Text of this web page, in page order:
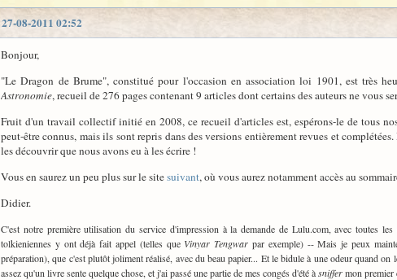
27-08-2011 02:52
Bonjour,
"Le Dragon de Brume", constitué pour l'occasion en association loi 1901, est très
Astronomie, recueil de 276 pages contenant 9 articles dont certains des auteurs ne vous
Fruit d'un travail collectif initié en 2008, ce recueil d'articles est, espérons-le de tous
peut-être connus, mais ils sont repris dans des versions entièrement revues et
les découvrir que nous avons eu à les écrire !
Vous en saurez un peu plus sur le sitesuivant, où vous aurez notamment accès au
Didier.
C'est notre première utilisation du service d'impression à la demande de Lulu.com, avec toutes
tolkieniennes y ont déjà fait appel (telles que Vinyar Tengwar par exemple) -- Mais je peux
préparation), que c'est plutôt joliment réalisé, avec du beau papier... Et le bidule à une odeur quand
assez qu'un livre sente quelque chose, et j'ai passé une partie de mes congés d'été àsniffermon premier